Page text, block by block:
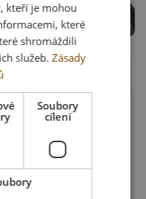
kteří je mohou
které
shromáždili
služeb.Zásady
Soubory
cílení